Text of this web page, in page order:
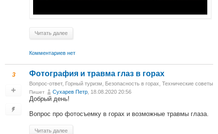
Читать далее
Комментариев нет
3 Фотография и травма глаз в горах
Вопрос-ответ, Горный туризм Безопасность в горах Технические советы
Пишет Сухарев Петр , 18.08.2020 20:56
Добрый день!
Вопрос про фотосъемку в горах и возможные травмы глаза.
Читать далее